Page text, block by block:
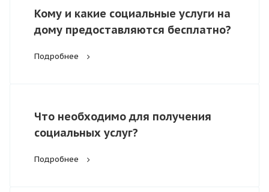
Кому и какие социальные услуги на
дому предоставляются бесплатно?
Подробнее
Что необходимо для получения
социальных услуг?
Подробнее